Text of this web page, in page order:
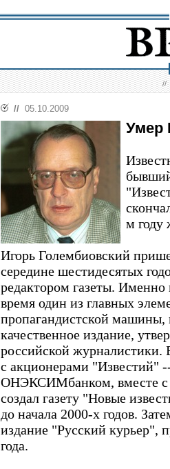
//
// 05.10.2009
Умер
м году
Игорь Голембиовский
середине шестидесятых
редактором газеты. Именно
время один из главных
пропагандистской машины,
качественное издание,
российской журналистики.
с акционерами
ОНЭКСИМбанком, вместе с
создал газету "Новые
до начала 2000-х годов.
издание "Русский курьер",
года.